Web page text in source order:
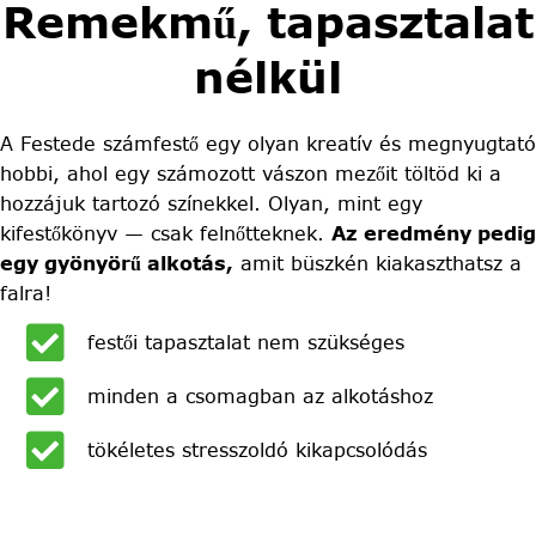
Remekmű, tapasztalat
nélkül
A Festede számfestő egy olyan kreatív és megnyugtató
hobbi, ahol egy számozott vászon mezőit töltöd ki a
hozzájuk tartozó színekkel. Olyan, mint egy
kifestőkönyv — csak felnőtteknek. Az eredmény pedig
egy gyönyörű alkotás, amit büszkén kiakaszthatsz a
falra!
festői tapasztalat nem szükséges
minden a csomagban az alkotáshoz
tökéletes stresszoldó kikapcsolódás